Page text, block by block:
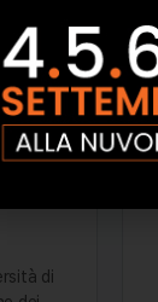
con
di